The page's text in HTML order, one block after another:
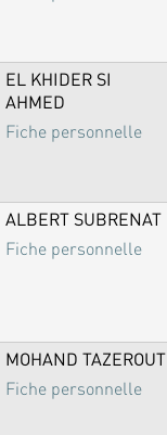
EL KHIDER SI
AHMED
Fiche personnelle
ALBERT SUBRENAT
Fiche personnelle
MOHAND TAZEROUT
Fiche personnelle